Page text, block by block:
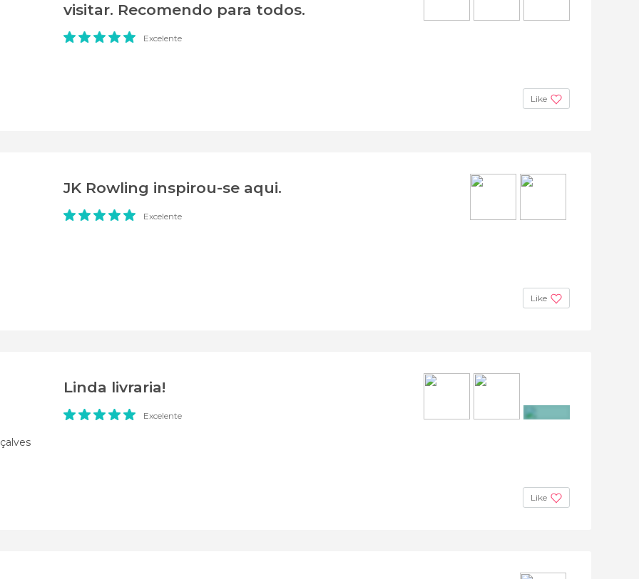
visitar. Recomendo para todos.
Excelente
Like
JK Rowling inspirou-se aqui.
Excelente
Like
Linda livraria!
Excelente
Like